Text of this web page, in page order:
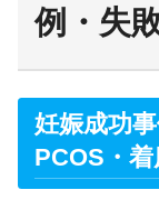
例・失
妊娠成功
PCOS・着